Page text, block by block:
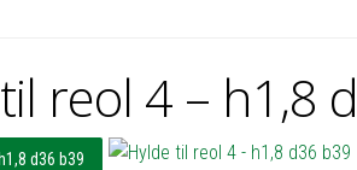
reol 4 – h1,8
d36 b39